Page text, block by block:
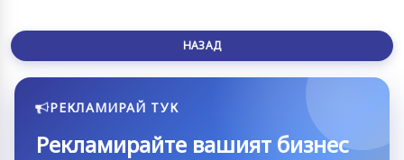
НАЗАД
РЕКЛАМИРАЙ ТУК
Рекламирайте вашият бизнес